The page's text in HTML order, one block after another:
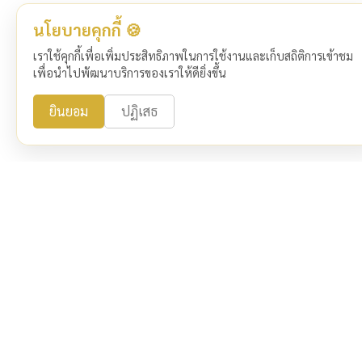
นโยบายคุกกี้ 🍪
เราใช้คุกกี้เพื่อเพิ่มประสิทธิภาพในการใช้งานและเก็บสถิติการเข้าชม
เพื่อนำไปพัฒนาบริการของเราให้ดียิ่งขึ้น
ยินยอม ปฏิเสธ